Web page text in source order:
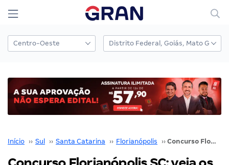
Início ›› Sul ›› Santa Catarina ›› Florianópolis ›› Concurso Florianópolis SC: veja os requisitos para participar!